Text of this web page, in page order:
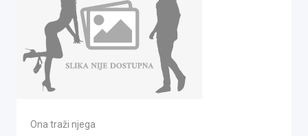
Ona traži njega